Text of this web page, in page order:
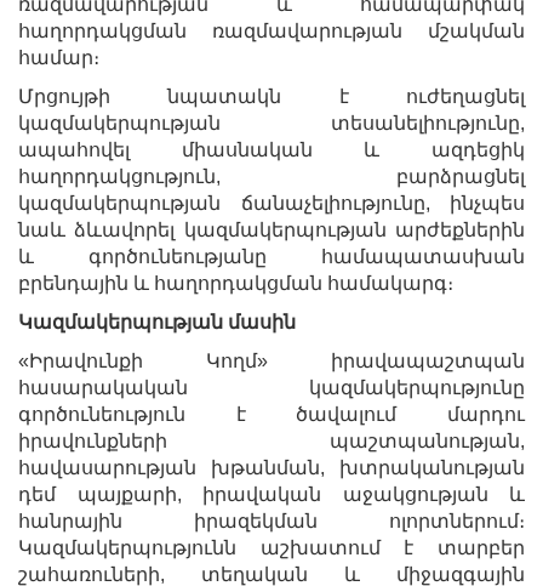
հաղորդակցման ռազմավարության մշակման
համար։
Մրցույթի նպատակն է ուժեղացնել
կազմակերպության տեսանելիությունը,
ապահովել միասնական և ազդեցիկ
հաղորդակցություն, բարձրացնել
կազմակերպության ճանաչելիությունը, ինչպես
նաև ձևավորել կազմակերպության արժեքներին
և գործունեությանը համապատասխան
բրենդային և հաղորդակցման համակարգ։
Կազմակերպության մասին
«Իրավունքի Կողմ» իրավապաշտպան
հասարակական կազմակերպությունը
գործունեություն է ծավալում մարդու
իրավունքների պաշտպանության,
հավասարության խթանման, խտրականության
դեմ պայքարի, իրավական աջակցության և
հանրային իրազեկման ոլորտներում։
Կազմակերպությունն աշխատում է տարբեր
շահառուների, տեղական և միջազգային